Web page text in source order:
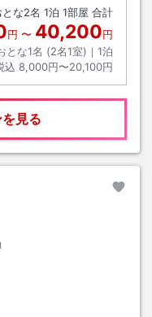
とな2名 1泊 1部屋 合計
円 〜 40,200円
とな1名 (2名1室)｜ 1泊
込 8,000円〜20,100円
見る